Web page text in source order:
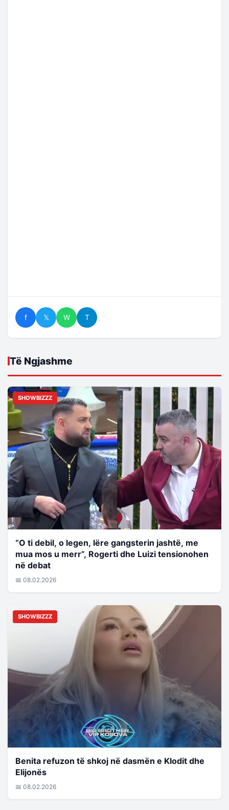
f 𝕏 W T
Të Ngjashme
SHOWBIZZZ
“O ti debil, o legen, lëre gangsterin jashtë, me
mua mos u merr”, Rogerti dhe Luizi tensionohen
në debat
📅 08.02.2026
SHOWBIZZZ
Benita refuzon të shkoj në dasmën e Klodit dhe
Elijonës
📅 08.02.2026